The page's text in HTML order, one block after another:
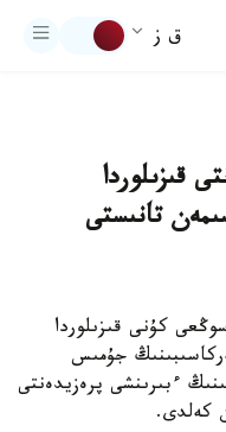
ق ز
قىزىلوردا
تانىستى
كۇنى قىزىلوردا
جۇمىس
ءبىرىنشى پرەزيدەنتى
كەلدى.